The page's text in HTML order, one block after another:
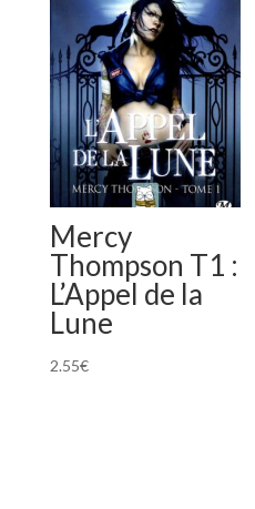
Mercy
Thompson T1 :
L’Appel de la
Lune
2.55€